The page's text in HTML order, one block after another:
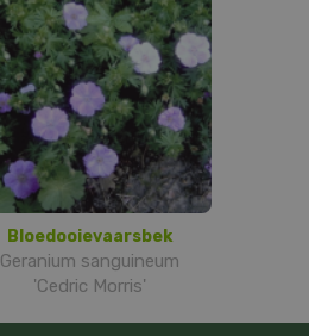
Bloedooievaarsbek
Geranium sanguineum
'Cedric Morris'